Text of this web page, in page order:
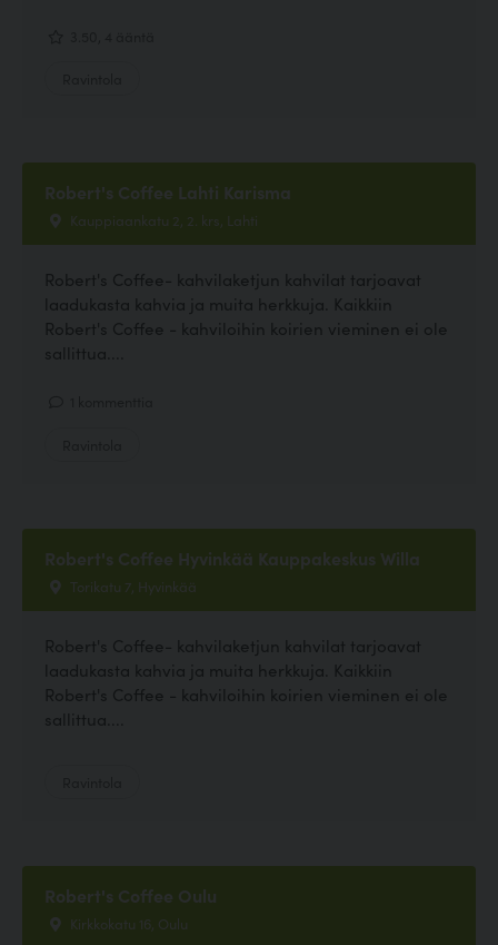
Robert's Coffee Lahti Karisma
Kauppiaankatu 2, 2. krs, Lahti
Robert's Coffee- kahvilaketjun kahvilat tarjoavat
laadukasta kahvia ja muita herkkuja. Kaikkiin
Robert's Coffee - kahviloihin koirien vieminen ei ole
sallittua....
Robert's Coffee Hyvinkää Kauppakeskus Willa
Torikatu 7, Hyvinkää
Robert's Coffee- kahvilaketjun kahvilat tarjoavat
laadukasta kahvia ja muita herkkuja. Kaikkiin
Robert's Coffee - kahviloihin koirien vieminen ei ole
sallittua....
Robert's Coffee Oulu
Kirkkokatu 16, Oulu